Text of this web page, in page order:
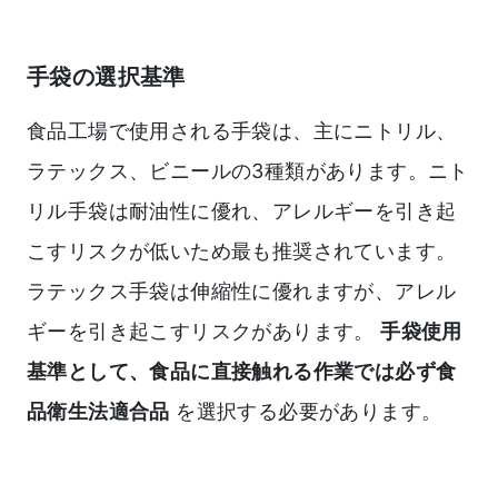
手袋の選択基準
食品工場で使用される手袋は、主にニトリル、
ラテックス、ビニールの3種類があります。ニト
リル手袋は耐油性に優れ、アレルギーを引き起
こすリスクが低いため最も推奨されています。
ラテックス手袋は伸縮性に優れますが、アレル
ギーを引き起こすリスクがあります。手袋使用
基準として、食品に直接触れる作業では必ず食
品衛生法適合品 を選択する必要があります。